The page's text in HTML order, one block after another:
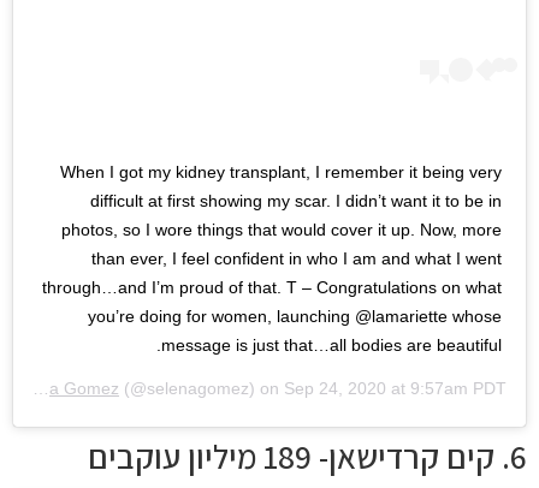
When I got my kidney transplant, I remember it being very
difficult at first showing my scar. I didn’t want it to be in
photos, so I wore things that would cover it up. Now, more
than ever, I feel confident in who I am and what I went
through…and I’m proud of that. T – Congratulations on what
you’re doing for women, launching @lamariette whose
message is just that…all bodies are beautiful.
Selena Gomez (@selenagomez) on Sep 24, 2020 at 9:57am PDT
6. קים קרדישאן- 189 מיליון עוקבים